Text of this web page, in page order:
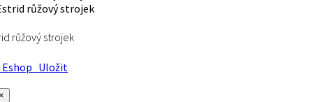
růžový strojek
Uložit